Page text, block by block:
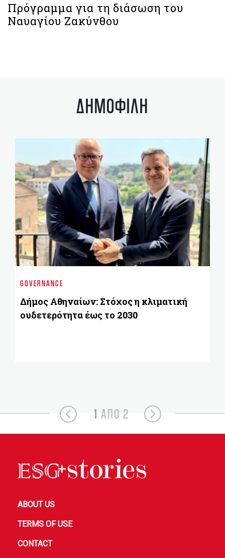
Πρόγραμμα για τη διάσωση του
Ναυαγίου Ζακύνθου
ΔΗΜΟΦΙΛΗ
GOVERNANCE
Δήμος Αθηναίων: Στόχος η κλιματική
ουδετερότητα έως το 2030
1 ΑΠΟ 2
ABOUT US
TERMS OF USE
CONTACT